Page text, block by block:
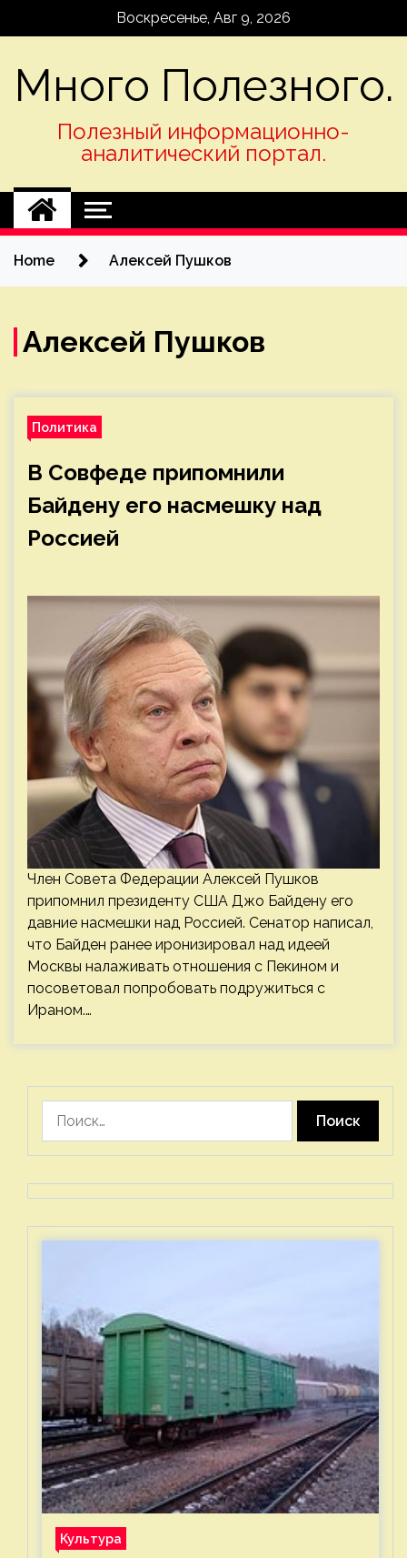
Воскресенье, Авг 9, 2026
Много Полезного.
Полезный информационно-
аналитический портал.
Home Алексей Пушков
Алексей Пушков
Политика
В Совфеде припомнили
Байдену его насмешку над
Россией
Член Совета Федерации Алексей Пушков
припомнил президенту США Джо Байдену его
давние насмешки над Россией. Сенатор написал,
что Байден ранее иронизировал над идеей
Москвы налаживать отношения с Пекином и
посоветовал попробовать подружиться с
Ираном.…
Культура